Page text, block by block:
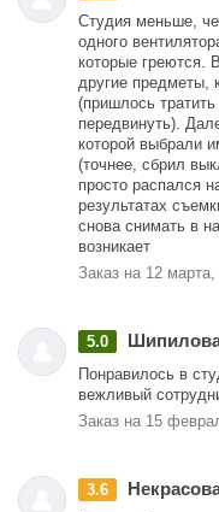
Студия меньше,
одного
которые греются.
другие предметы,
(пришлось
передвинуть).
которой выбрали
(точнее, сбрил
просто распался
результатах
снова снимать в
возникает
Заказ на 12
5.0
Понравилось в
вежливый
Заказ на 15
3.6